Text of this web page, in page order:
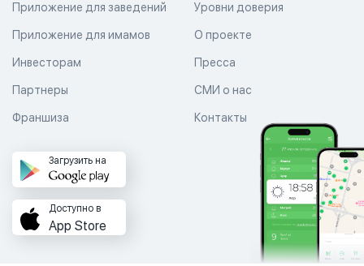
Уровни доверия
Приложение для заведений
Приложение для имамов О проекте
Пресса
СМИ о нас
Контакты
Инвесторам
Партнеры
Франшиза
Загрузить на
Доступно в
App Store